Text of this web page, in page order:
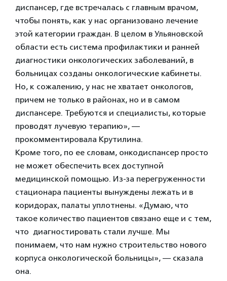
диспансер, где встречалась с главным врачом,
чтобы понять, как у нас организовано лечение
этой категории граждан. В целом в Ульяновской
области есть система профилактики и ранней
диагностики онкологических заболеваний, в
больницах созданы онкологические кабинеты.
Но, к сожалению, у нас не хватает онкологов,
причем не только в районах, но и в самом
диспансере. Требуются и специалисты, которые
проводят лучевую терапию», —
прокомментировала Крутилина.
Кроме того, по ее словам, онкодиспансер просто
не может обеспечить всех доступной
медицинской помощью. Из-за перегруженности
стационара пациенты вынуждены лежать и в
коридорах, палаты уплотнены. «Думаю, что
такое количество пациентов связано еще и с тем,
что диагностировать стали лучше. Мы
понимаем, что нам нужно строительство нового
корпуса онкологической больницы», — сказала
она.